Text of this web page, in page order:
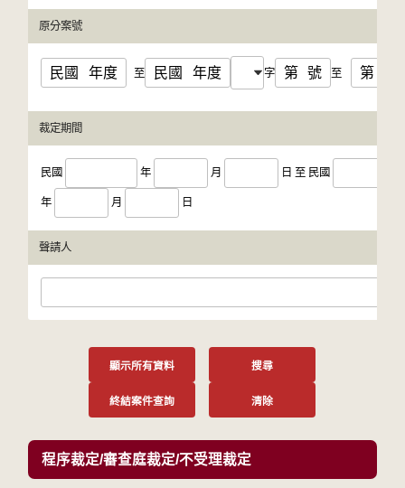
原分案號
民國 年度 至 民國 年度 字 第 號 至 第
裁定期間
民國 年 月 日 至 民國
年 月 日
聲請人
顯示所有資料 搜尋
終結案件查詢 清除
程序裁定/審查庭裁定/不受理裁定